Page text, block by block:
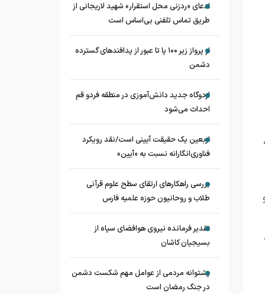
ادعای «ردزنی محل استقرار» شهید لاریجانی از
طریق تماس تلفنی بی‌اساس است
از پرواز زیر ۱۰۰ پا تا عبور از پدافند‌های گسترده
دشمن
اردوگاه جدید دانش‌آموزی در منطقه فردو قم
احداث می‌شود
اربعین یک حقیقت آیینی است/نقد رویکرد
فناوری‌انگارانه نسبت به «آیین»
بررسی راهکارهای ارتقای سطح علوم قرآنی
طلاب و روحانیون حوزه علمیه فارس
تقدیر فرمانده نیروی هوافضای سپاه از
بسیجیان کاشان
پشتوانه مردمی از عوامل مهم شکست دشمن
در جنگ رمضان است